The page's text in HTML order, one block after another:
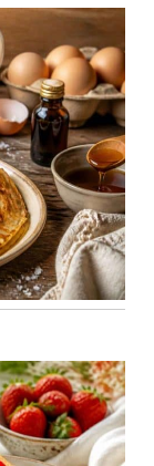
en
des
la
et plus
carrée
arrondis
au
maison.
à
Une
peut
à vos
occasions
a
de
et n'aura
S'il y
de la boîte
est